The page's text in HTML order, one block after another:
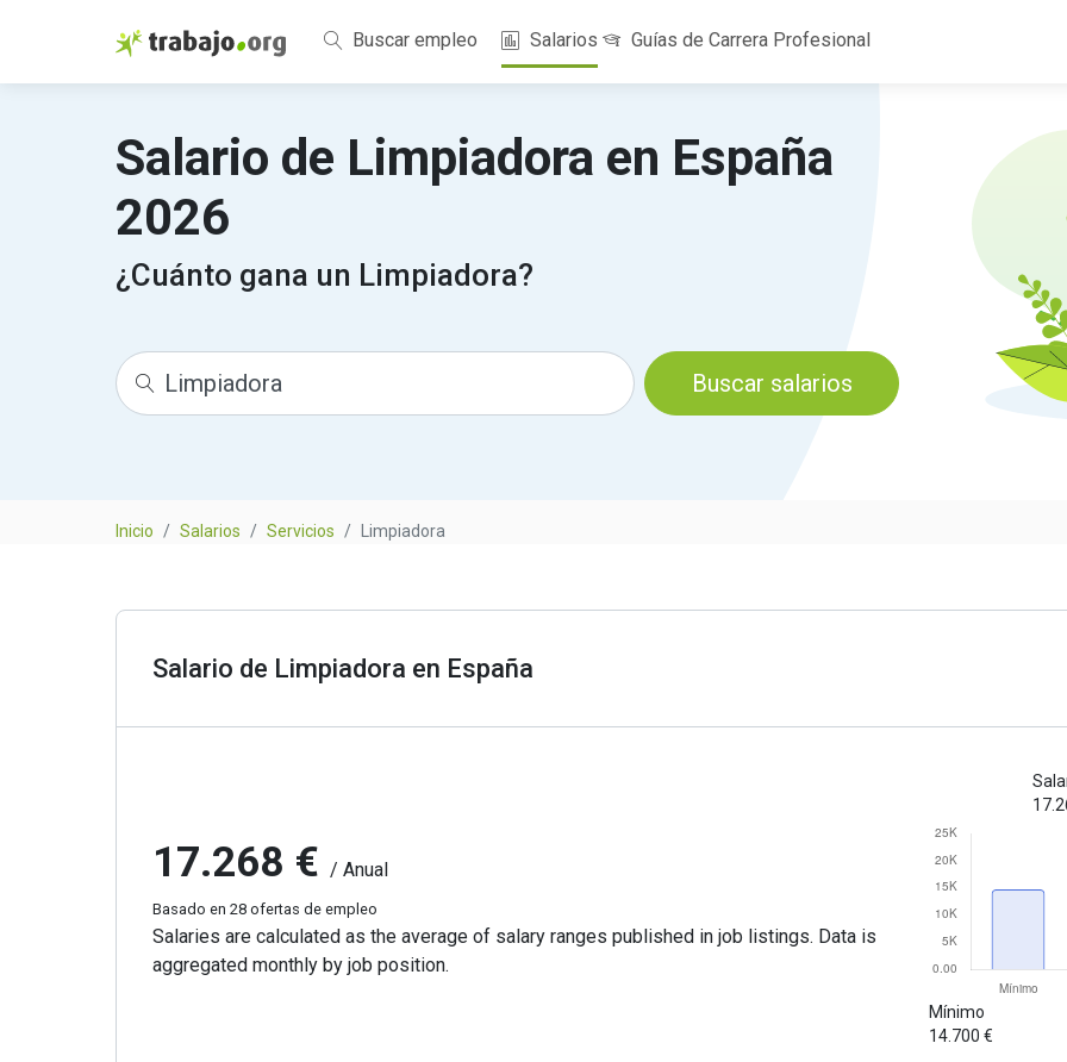
Buscar empleo Salarios Guías de Carrera Profesional
Salario de Limpiadora en España
2026
¿Cuánto gana un Limpiadora?
Buscar salarios
Inicio Salarios Servicios Limpiadora
Salario de Limpiadora en España
17.268 € / Anual
Basado en 28 ofertas de empleo
Salaries are calculated as the average of salary ranges published in job listings. Data is
aggregated monthly by job position.
Mínimo
14.700 €